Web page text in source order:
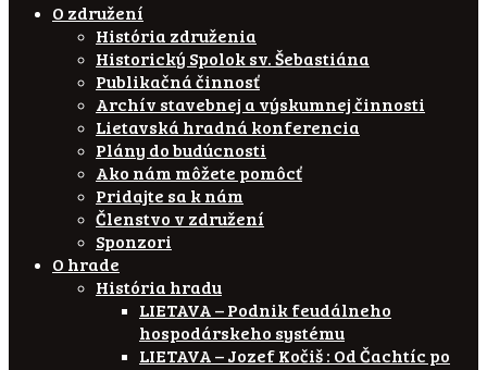
O združení
História združenia
Historický Spolok sv. Šebastiána
Publikačná činnosť
Archív stavebnej a výskumnej činnosti
Lietavská hradná konferencia
Plány do budúcnosti
Ako nám môžete pomôcť
Pridajte sa k nám
Členstvo v združení
Sponzori
O hrade
História hradu
LIETAVA – Podnik feudálneho
hospodárskeho systému
LIETAVA – Jozef Kočiš : Od Čachtíc po